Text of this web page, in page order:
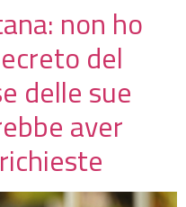
non ho
del
delle sue
aver